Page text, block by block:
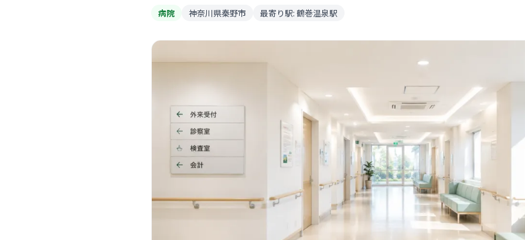
病院 神奈川県秦野市 最寄り駅: 鶴巻温泉駅